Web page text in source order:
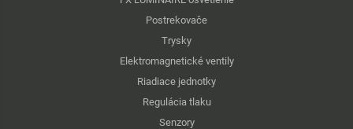
Postrekovače
Trysky
Elektromagnetické ventily
Riadiace jednotky
Regulácia tlaku
Senzory